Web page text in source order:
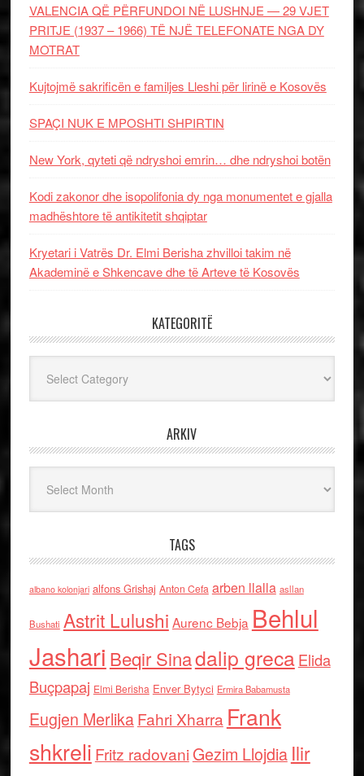
VALENCIA QË PËRFUNDOI NË LUSHNJE — 29 VJET
PRITJE (1937 – 1966) TË NJË TELEFONATE NGA DY
MOTRAT
Kujtojmë sakrificën e familjes Lleshi për lirinë e Kosovës
SPAÇI NUK E MPOSHTI SHPIRTIN
New York, qyteti që ndryshoi emrin… dhe ndryshoi botën
Kodi zakonor dhe isopolifonia dy nga monumentet e gjalla
madhështore të antikitetit shqiptar
Kryetari i Vatrës Dr. Elmi Berisha zhvilloi takim në
Akademinë e Shkencave dhe të Arteve të Kosovës
KATEGORITË
ARKIV
TAGS
albano kolonjari alfons Grishaj Anton Cefa arben llalla asllan
Bushati Astrit Lulushi Aurenc Bebja Behlul
Jashari Beqir Sinadalip grecaElida
Buçpapaj Elmi Berisha Enver Bytyci Ermira Babamusta
Eugjen MerlikaFahri Xharra Frank
shkreli Fritz radovaniGezim Llojdia Ilir